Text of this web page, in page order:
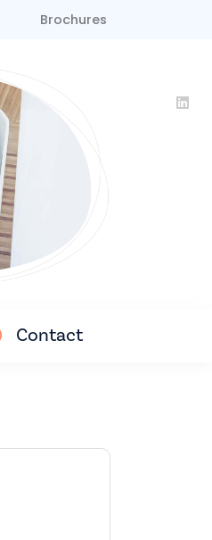
Brochures
Contact